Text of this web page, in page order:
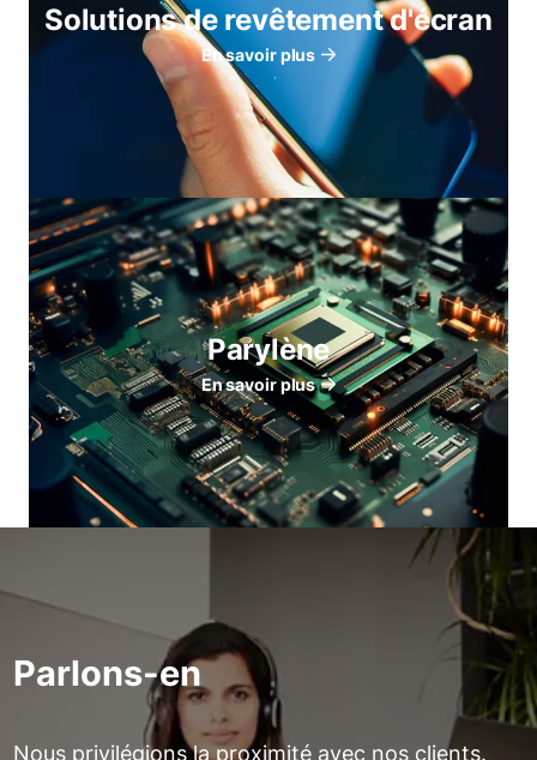
Solutions de revêtement d'écran
En savoir plus
Parylène
En savoir plus
Parlons-en
Nous privilégions la proximité avec nos clients.